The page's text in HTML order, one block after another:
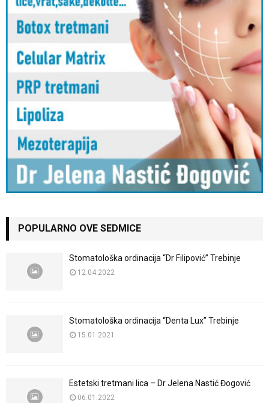
POPULARNO OVE SEDMICE
Stomatološka ordinacija “Dr Filipović” Trebinje
12.04.2022
Stomatološka ordinacija “Denta Lux” Trebinje
15.01.2021
Estetski tretmani lica – Dr Jelena Nastić Đogović
06.01.2022